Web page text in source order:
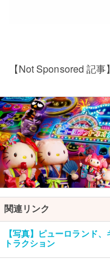
【Not Sponsored 記事】
関連リンク
【写真】ピューロランド
トラクション